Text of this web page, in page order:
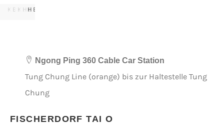
KLOSTERS
BUDDHASTATUE
KLOSTER
HONGKONG
HERUMSITZEND
Ngong Ping 360 Cable Car Station
Tung Chung Line (orange) bis zur Haltestelle Tung
Chung
FISCHERDORF TAI O